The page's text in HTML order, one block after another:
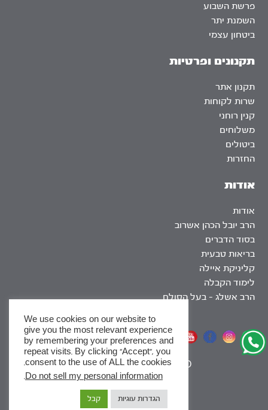
אודות
אודות
הרב יובל הכהן אשרוב
בסוד הדברים
בריאות טבעית
קליניקת איילה
לימוד הקבלה
הרב אשלג – בעל הסולם
פרשת השבוע
השמנת יתר
ביטחון עצמי
תקנונים ופרטיות
תקנון אתר
שרות לקוחות
קנין רוחני
משלוחים
ביטולים
החזרות
אתר שומר שבת
SEO
|
We use cookies on our website to
give you the most relevant experience
by remembering your preferences and
repeat visits. By clicking “Accept”, you
consent to the use of ALL the cookies.
Do not sell my personal information
.
הגדרות עוגיות קבל
x